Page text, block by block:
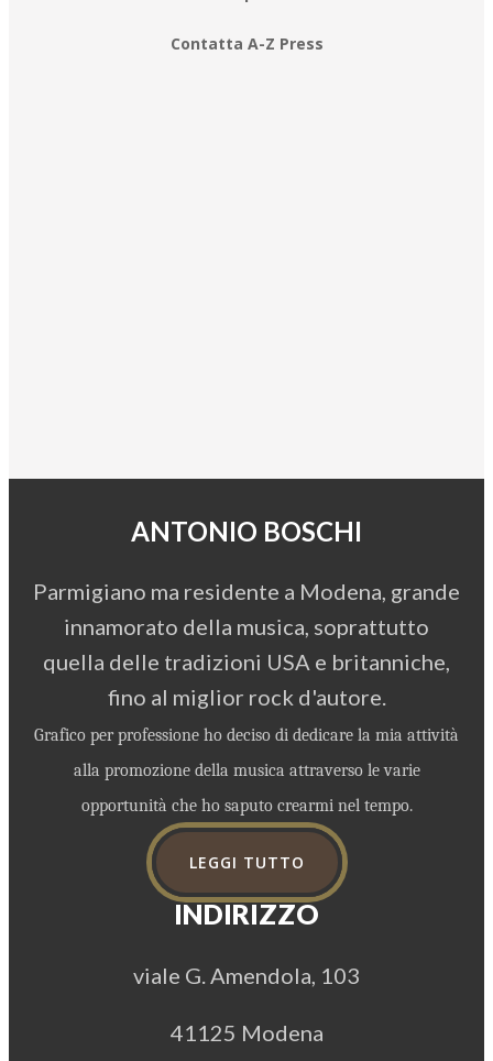
Contatta A-Z Press
ANTONIO BOSCHI
Parmigiano ma residente a Modena, grande
innamorato della musica, soprattutto
quella delle tradizioni USA e britanniche,
fino al miglior rock d'autore.
Grafico per professione ho deciso di dedicare la mia attività
alla promozione della musica attraverso le varie
opportunità che ho saputo crearmi nel tempo.
LEGGI TUTTO
INDIRIZZO
viale G. Amendola, 103
41125 Modena